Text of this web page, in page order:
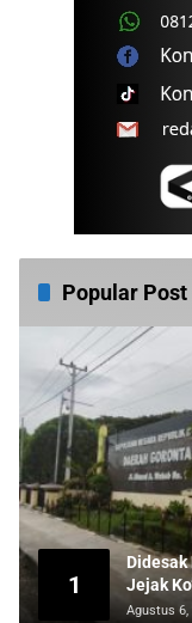
Popular Post
1
Jejak
Agustus 6,